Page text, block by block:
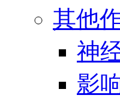
其他
神
影